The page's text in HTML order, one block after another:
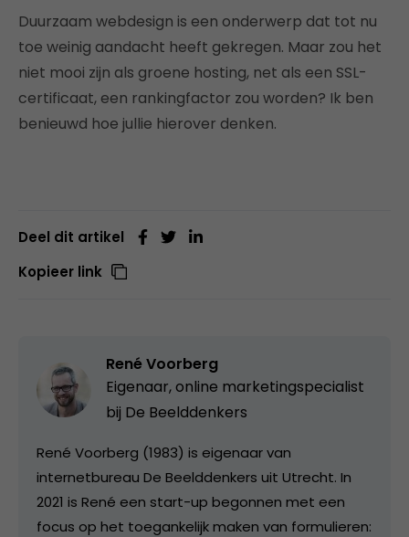
Duurzaam webdesign is een onderwerp dat tot nu
toe weinig aandacht heeft gekregen. Maar zou het
niet mooi zijn als groene hosting, net als een SSL-
certificaat, een rankingfactor zou worden? Ik ben
benieuwd hoe jullie hierover denken.
Deel dit artikel
Kopieer link
René Voorberg
Eigenaar, online marketingspecialist
bij De Beelddenkers
René Voorberg (1983) is eigenaar van
internetbureau De Beelddenkers uit Utrecht. In
2021 is René een start-up begonnen met een
focus op het toegankelijk maken van formulieren: